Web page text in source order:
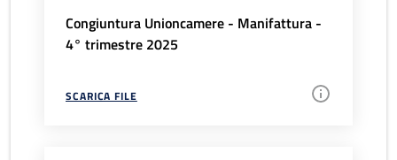
Congiuntura Unioncamere - Manifattura -
4° trimestre 2025
SCARICA FILE